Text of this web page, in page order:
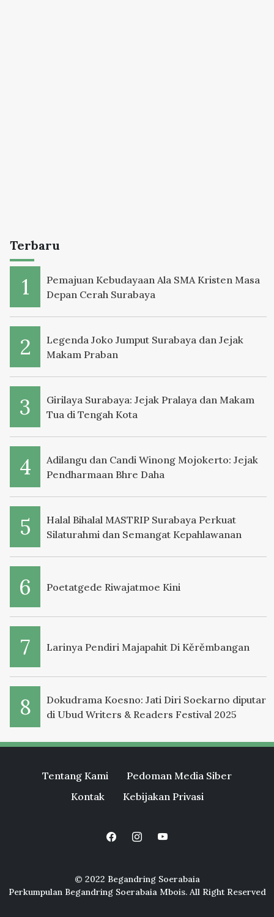
Terbaru
Pemajuan Kebudayaan Ala SMA Kristen Masa
Depan Cerah Surabaya
Legenda Joko Jumput Surabaya dan Jejak
Makam Praban
Girilaya Surabaya: Jejak Pralaya dan Makam
Tua di Tengah Kota
Adilangu dan Candi Winong Mojokerto: Jejak
Pendharmaan Bhre Daha
Halal Bihalal MASTRIP Surabaya Perkuat
Silaturahmi dan Semangat Kepahlawanan
Poetatgede Riwajatmoe Kini
Larinya Pendiri Majapahit Di Kěrěmbangan
Dokudrama Koesno: Jati Diri Soekarno diputar
di Ubud Writers & Readers Festival 2025
Tentang Kami
Pedoman Media Siber
Kontak
Kebijakan Privasi
© 2022 Begandring Soerabaia
Perkumpulan Begandring Soerabaia Mbois. All Right Reserved